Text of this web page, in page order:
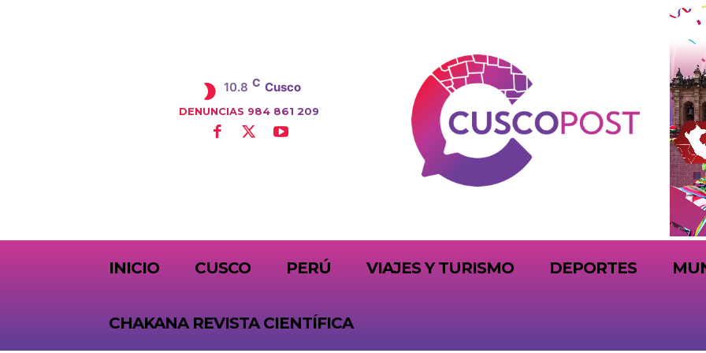
10.8 C Cusco
DENUNCIAS 984 861 209
INICIO CUSCO PERÚ VIAJES Y TURISMO DEPORTES
CHAKANA REVISTA CIENTÍFICA